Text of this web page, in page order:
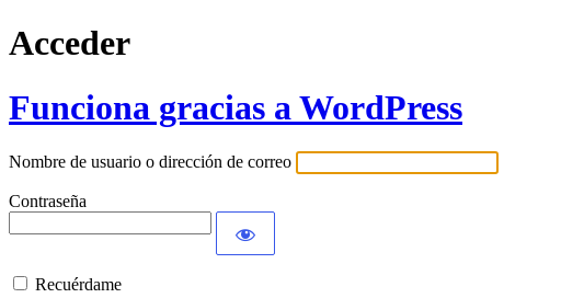
Acceder
Funciona gracias a WordPress
Nombre de usuario o dirección de correo
Contraseña
Recuérdame